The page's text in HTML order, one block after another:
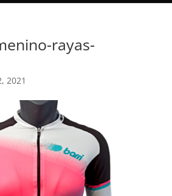
rayas-
2021